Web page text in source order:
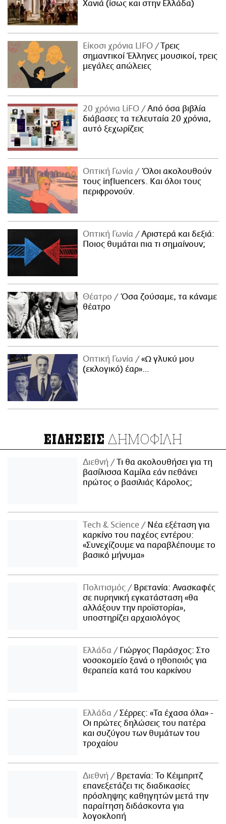
Χανιά (ίσως και στην Ελλάδα)
Είκοσι χρόνια LIFO
Tρεις
σημαντικοί Έλληνες μουσικοί, τρεις
μεγάλες απώλειες
20 χρόνια LiFO
Από όσα βιβλία
διάβασες τα τελευταία 20 χρόνια,
αυτό ξεχωρίζεις
Οπτική Γωνία
Όλοι ακολουθούν
τους influencers. Και όλοι τους
περιφρονούν.
Οπτική Γωνία
Αριστερά και δεξιά:
Ποιος θυμάται πια τι σημαίνουν;
Θέατρο
Όσα ζούσαμε, τα κάναμε
θέατρο
Οπτική Γωνία
«Ω γλυκύ μου
(εκλογικό) έαρ»…
ΕΙΔΗΣΕΙΣ ΔΗΜΟΦΙΛΗ
Διεθνή
Τι θα ακολουθήσει για τη
βασίλισσα Καμίλα εάν πεθάνει
πρώτος ο βασιλιάς Κάρολος;
Τech & Science
Νέα εξέταση για
καρκίνο του παχέος εντέρου:
«Συνεχίζουμε να παραβλέπουμε το
βασικό μήνυμα»
Πολιτισμός
Βρετανία: Ανασκαφές
σε πυρηνική εγκατάσταση «θα
αλλάξουν την προϊστορία»,
υποστηρίζει αρχαιολόγος
Ελλάδα
Γιώργος Παράσχος: Στο
νοσοκομείο ξανά ο ηθοποιός για
θεραπεία κατά του καρκίνου
Ελλάδα
Σέρρες: «Τα έχασα όλα» -
Οι πρώτες δηλώσεις του πατέρα
και συζύγου των θυμάτων του
τροχαίου
Διεθνή
Βρετανία: Το Κέιμπριτζ
επανεξετάζει τις διαδικασίες
πρόσληψης καθηγητών μετά την
παραίτηση διδάσκοντα για
λογοκλοπή